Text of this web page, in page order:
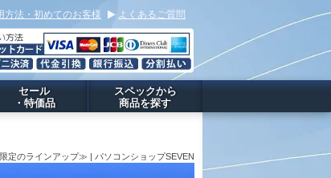
方法・初めてのお客様 よくあるご質問
セール
・特価品
スペックから
商品を探す
定のラインアップ≫ | パソコンショップSEVEN